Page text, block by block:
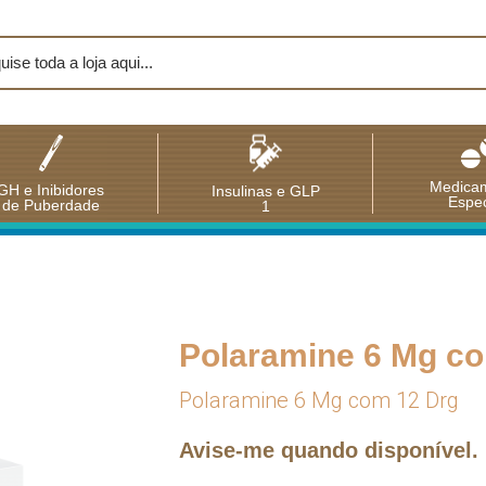
e Inibidores
de Puberdade
Insulinas e GLP
1
Polaramine 6 Mg
Polaramine 6 Mg com 12 Drg
Avise-me quando disponível.